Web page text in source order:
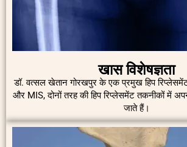
खास विशेषज्ञता
डॉ. वत्सल खेतान गोरखपुर के एक प्रमुख हिप
और MIS, दोनों तरह की हिप रिप्लेसमेंट तकनीकों में
जाते हैं।